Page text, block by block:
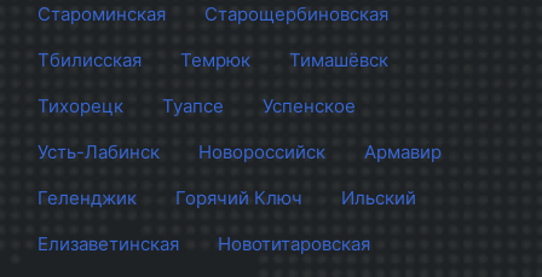
Староминская
Старощербиновская
Тбилисская
Темрюк
Тимашёвск
Тихорецк
Туапсе
Успенское
Усть-Лабинск
Новороссийск
Армавир
Геленджик
Горячий Ключ
Ильский
Елизаветинская
Новотитаровская